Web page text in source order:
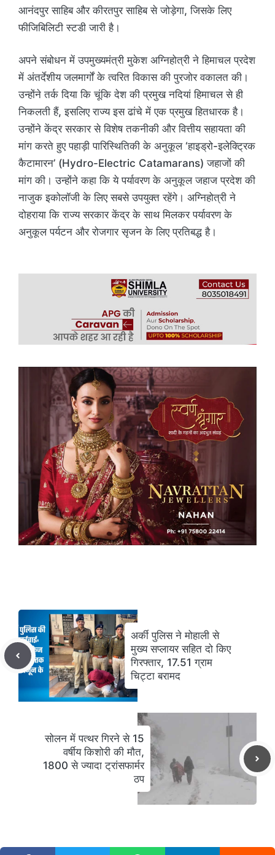
आनंदपुर साहिब और कीरतपुर साहिब से जोड़ेगा, जिसके लिए
फीजिबिलिटी स्टडी जारी है।
अपने संबोधन में उपमुख्यमंत्री मुकेश अग्निहोत्री ने हिमाचल प्रदेश
में अंतर्देशीय जलमार्गों के त्वरित विकास की पुरजोर वकालत की।
उन्होंने तर्क दिया कि चूंकि देश की प्रमुख नदियां हिमाचल से ही
निकलती हैं, इसलिए राज्य इस ढांचे में एक प्रमुख हितधारक है।
उन्होंने केंद्र सरकार से विशेष तकनीकी और वित्तीय सहायता की
मांग करते हुए पहाड़ी पारिस्थितिकी के अनुकूल ‘हाइड्रो-इलेक्ट्रिक
कैटामारन’ (Hydro-Electric Catamarans) जहाजों की
मांग की। उन्होंने कहा कि ये पर्यावरण के अनुकूल जहाज प्रदेश की
नाजुक इकोलॉजी के लिए सबसे उपयुक्त रहेंगे। अग्निहोत्री ने
दोहराया कि राज्य सरकार केंद्र के साथ मिलकर पर्यावरण के
अनुकूल पर्यटन और रोजगार सृजन के लिए प्रतिबद्ध है।
अर्की पुलिस ने मोहाली से
मुख्य सप्लायर सहित दो किए
गिरफ्तार, 17.51 ग्राम
चिट्टा बरामद
सोलन में पत्थर गिरने से 15
वर्षीय किशोरी की मौत,
1800 से ज्यादा ट्रांसफार्मर
ठप